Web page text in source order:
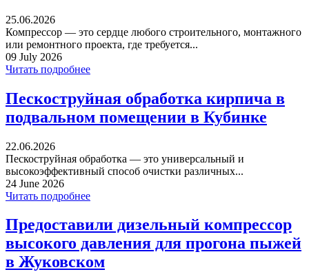
25.06.2026
Компрессор — это сердце любого строительного, монтажного
или ремонтного проекта, где требуется...
09 July 2026
Читать подробнее
Пескоструйная обработка кирпича в
подвальном помещении в Кубинке
22.06.2026
Пескоструйная обработка — это универсальный и
высокоэффективный способ очистки различных...
24 June 2026
Читать подробнее
Предоставили дизельный компрессор
высокого давления для прогона пыжей
в Жуковском